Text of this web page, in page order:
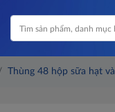
Thùng 48 hộp sữa hạt